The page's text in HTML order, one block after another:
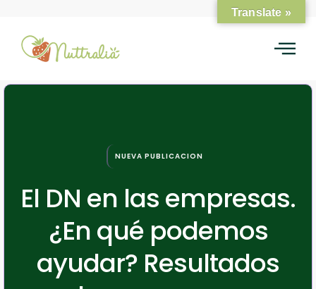
NUEVA PUBLICACION
El DN en las empresas.
¿En qué podemos
ayudar? Resultados
Translate »